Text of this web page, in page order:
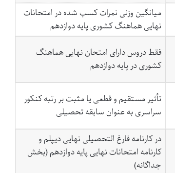
میانگین وزنی نمرات کسب شده در امتحانات
نهایی هماهنگ کشوری پایه دوازدهم
فقط دروس دارای امتحان نهایی هماهنگ
کشوری در پایه دوازدهم
تأثیر مستقیم و قطعی یا مثبت بر رتبه کنکور
سراسری به عنوان سابقه تحصیلی
در کارنامه فارغ التحصیلی نهایی دیپلم و
کارنامه امتحانات نهایی پایه دوازدهم (بخش
جداگانه)